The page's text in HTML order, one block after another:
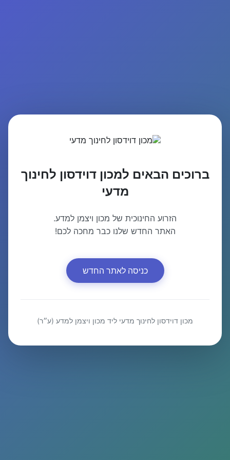
ברוכים הבאים למכון דוידסון לחינוך
מדעי
הזרוע החינוכית של מכון ויצמן למדע.
האתר החדש שלנו כבר מחכה לכם!
כניסה לאתר החדש
מכון דוידסון לחינוך מדעי ליד מכון ויצמן למדע (ע״ר)